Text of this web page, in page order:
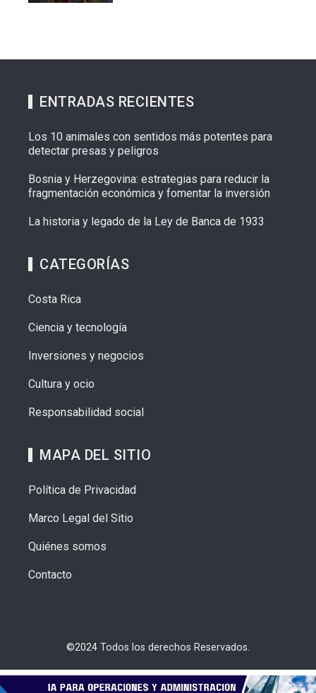
ENTRADAS RECIENTES
Los 10 animales con sentidos más potentes para
detectar presas y peligros
Bosnia y Herzegovina: estrategias para reducir la
fragmentación económica y fomentar la inversión
La historia y legado de la Ley de Banca de 1933
CATEGORÍAS
Costa Rica
Ciencia y tecnología
Inversiones y negocios
Cultura y ocio
Responsabilidad social
MAPA DEL SITIO
Política de Privacidad
Marco Legal del Sitio
Quiénes somos
Contacto
©2024 Todos los derechos Reservados.